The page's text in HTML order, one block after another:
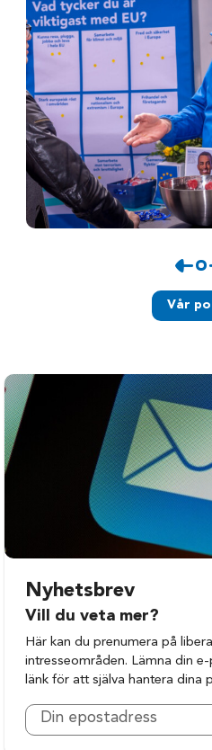
Vår
Nyhetsbrev
Vill du veta mer?
Här kan du prenumera på
intresseområden. Lämna din
länk för att själva hantera dina